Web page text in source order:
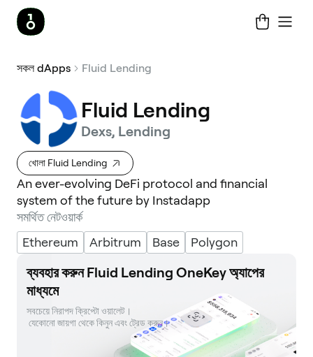
সকল dApps Fluid Lending
Fluid Lending
Dexs, Lending
খোলা Fluid Lending
An ever-evolving DeFi protocol and financial
system of the future by Instadapp
সমর্থিত নেটওয়ার্ক
Ethereum
Arbitrum Base Polygon
ব্যবহার করুন Fluid Lending OneKey অ্যাপের
মাধ্যমে
সবচেয়ে নিরাপদ ক্রিপ্টো ওয়ালেট।
যেকোনো জায়গা থেকে কিনুন এবং ট্রেড করুন।